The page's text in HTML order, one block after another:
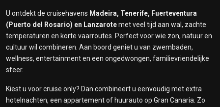
U ontdekt de cruisehavens Madeira, Tenerife, Fuerteventura
(Puerto del Rosario) en Lanzarotemet veel tijd aan wal, zachte
temperaturen en korte vaarroutes. Perfect voor wie zon, natuur en
cultuur wil combineren. Aan boord geniet u van zwembaden,
wellness, entertainment en een ongedwongen, familievriendelijke
sfeer.
Kiest u voor cruise only? Dan combineert u eenvoudig met extra
hotelnachten, een appartement of huurauto op Gran Canaria. Zo